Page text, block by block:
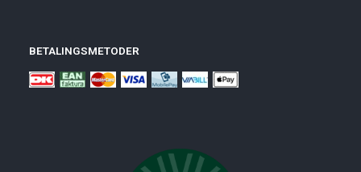
BETALINGSMETODER